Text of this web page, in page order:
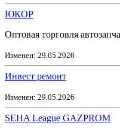
ЮКОР
Оптовая торговля
Изменен: 29.05.2026
Инвест ремонт
Изменен: 29.05.2026
SEHA League GAZPROM